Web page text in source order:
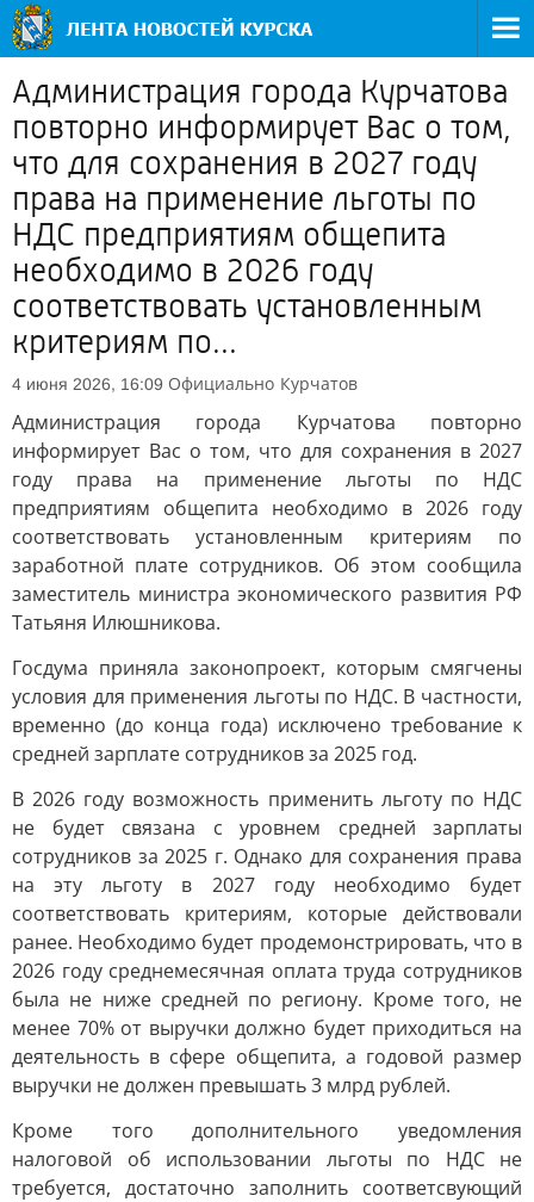
Администрация города Курчатова
повторно информирует Вас о том,
что для сохранения в 2027 году
права на применение льготы по
НДС предприятиям общепита
необходимо в 2026 году
соответствовать установленным
критериям по...
4 июня 2026, 16:09 Официально Курчатов
Администрация города Курчатова повторно
информирует Вас о том, что для сохранения в 2027
году права на применение льготы по НДС
предприятиям общепита необходимо в 2026 году
соответствовать установленным критериям по
заработной плате сотрудников. Об этом сообщила
заместитель министра экономического развития РФ
Татьяня Илюшникова.
Госдума приняла законопроект, которым смягчены
условия для применения льготы по НДС. В частности,
временно (до конца года) исключено требование к
средней зарплате сотрудников за 2025 год.
В 2026 году возможность применить льготу по НДС
не будет связана с уровнем средней зарплаты
сотрудников за 2025 г. Однако для сохранения права
на эту льготу в 2027 году необходимо будет
соответствовать критериям, которые действовали
ранее. Необходимо будет продемонстрировать, что в
2026 году среднемесячная оплата труда сотрудников
была не ниже средней по региону. Кроме того, не
менее 70% от выручки должно будет приходиться на
деятельность в сфере общепита, а годовой размер
выручки не должен превышать 3 млрд рублей.
Кроме того дополнительного уведомления
налоговой об использовании льготы по НДС не
требуется, достаточно заполнить соответсвующий